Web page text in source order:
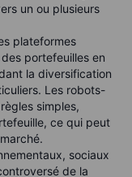
un ou plusieurs
plateformes
portefeuilles en
la diversification
Les robots-
simples,
ce qui peut
sociaux
de la